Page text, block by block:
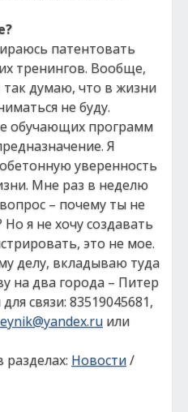
патентовать
тренингов. Вообще,
думаю, что в жизни
не буду.
обучающих программ
Я
уверенность
Мне раз в неделю
– почему ты не
я не хочу создавать
это не мое.
делу, вкладываю туда
на два города – Питер
связи: 83519045681,
или
разделах: Новости/